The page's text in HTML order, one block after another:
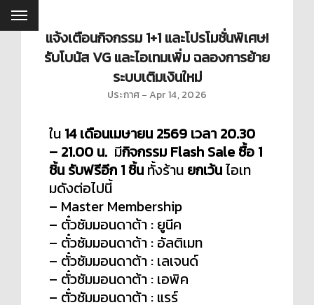
แจ้งเตือนกิจกรรม 1+1 และโปรโมชั่นพิเศษ!
รับโบนัส VG และไอเทมเพิ่ม ฉลองการย้าย
ระบบเติมเงินใหม่
ประกาศ Apr 14, 2026
ใน 14 เดือนเมษายน 2569 เวลา 20.30
– 21.00 น. มีกิจกรรม Flash Sale ซื้อ 1
ชิ้น รับฟรีอีก 1 ชิ้น ทั้งร้าน ยกเว้นไอเท
มดังต่อไปนี้
– Master Membership
– ตั๋วซัมมอนดาต้า : ยูนีค
– ตั๋วซัมมอนดาต้า : อัลติเมท
– ตั๋วซัมมอนดาต้า : เลเจนด์
– ตั๋วซัมมอนดาต้า : เอพิค
– ตั๋วซัมมอนดาต้า : แรร์